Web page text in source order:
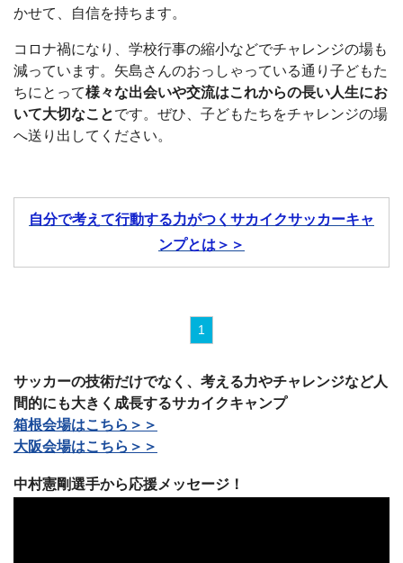
かせて、自信を持ちます。
コロナ禍になり、学校行事の縮小などでチャレンジの場も
減っています。矢島さんのおっしゃっている通り子どもた
ちにとって様々な出会いや交流はこれからの長い人生にお
いて大切なことです。ぜひ、子どもたちをチャレンジの場
へ送り出してください。
自分で考えて行動する力がつくサカイクサッカーキャ
ンプとは＞＞
1
サッカーの技術だけでなく、考える力やチャレンジなど人
間的にも大きく成長するサカイクキャンプ
箱根会場はこちら＞＞
大阪会場はこちら＞＞
中村憲剛選手から応援メッセージ！